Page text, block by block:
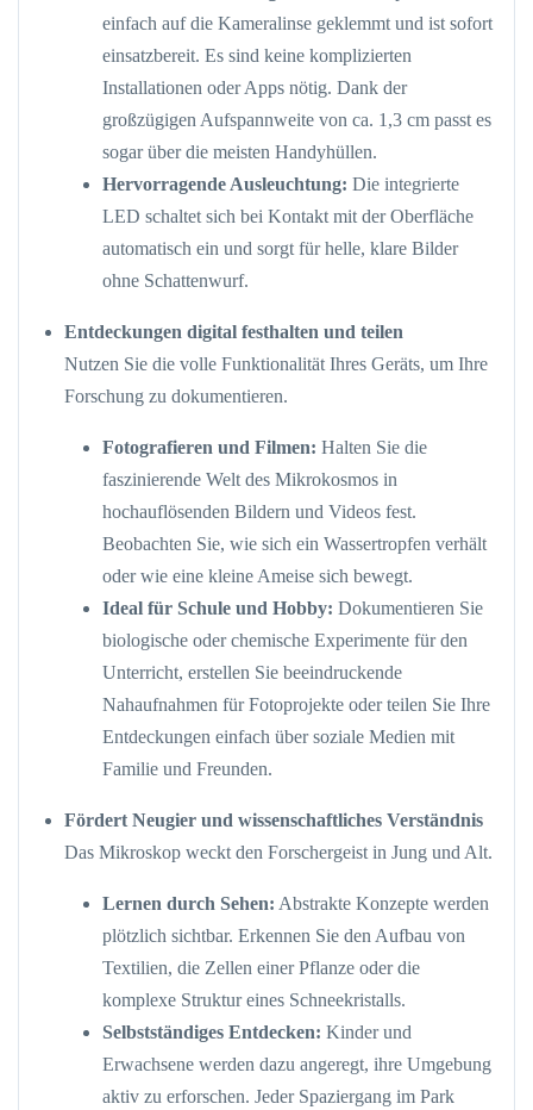
einfach auf die Kameralinse geklemmt und ist sofort
einsatzbereit. Es sind keine komplizierten
Installationen oder Apps nötig. Dank der
großzügigen Aufspannweite von ca. 1,3 cm passt es
sogar über die meisten Handyhüllen.
Hervorragende Ausleuchtung: Die integrierte
LED schaltet sich bei Kontakt mit der Oberfläche
automatisch ein und sorgt für helle, klare Bilder
ohne Schattenwurf.
Entdeckungen digital festhalten und teilen
Nutzen Sie die volle Funktionalität Ihres Geräts, um Ihre
Forschung zu dokumentieren.
Fotografieren und Filmen: Halten Sie die
faszinierende Welt des Mikrokosmos in
hochauflösenden Bildern und Videos fest.
Beobachten Sie, wie sich ein Wassertropfen verhält
oder wie eine kleine Ameise sich bewegt.
Ideal für Schule und Hobby: Dokumentieren Sie
biologische oder chemische Experimente für den
Unterricht, erstellen Sie beeindruckende
Nahaufnahmen für Fotoprojekte oder teilen Sie Ihre
Entdeckungen einfach über soziale Medien mit
Familie und Freunden.
Fördert Neugier und wissenschaftliches Verständnis
Das Mikroskop weckt den Forschergeist in Jung und Alt.
Lernen durch Sehen: Abstrakte Konzepte werden
plötzlich sichtbar. Erkennen Sie den Aufbau von
Textilien, die Zellen einer Pflanze oder die
komplexe Struktur eines Schneekristalls.
Selbstständiges Entdecken: Kinder und
Erwachsene werden dazu angeregt, ihre Umgebung
aktiv zu erforschen. Jeder Spaziergang im Park